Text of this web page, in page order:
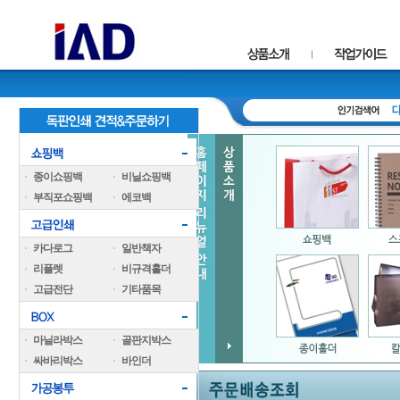
종이쇼핑백
비닐쇼핑백
부직포쇼핑백
에코백
카다로그
일반책자
리플렛
비규격홀더
고급전단
기타품목
마닐라박스
골판지박스
싸바리박스
바인더